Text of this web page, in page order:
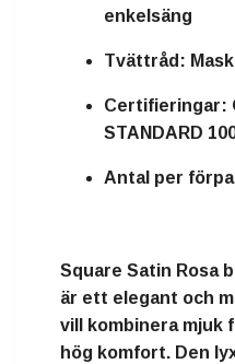
enkelsäng
Tvättråd:
Certifieringar:
STANDARD
Antal per
Square Satin Rosa
är ett elegant och
vill kombinera mjuk
hög komfort. Den